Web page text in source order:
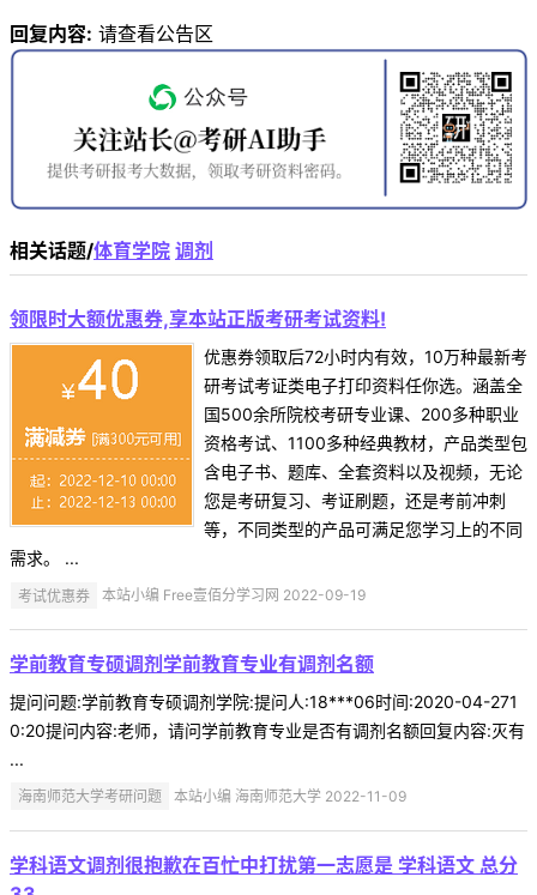
回复内容: 请查看公告区
相关话题/体育学院 调剂
领限时大额优惠券,享本站正版考研考试资料!
优惠券领取后72小时内有效，10万种最新考
研考试考证类电子打印资料任你选。涵盖全
国500余所院校考研专业课、200多种职业
资格考试、1100多种经典教材，产品类型包
含电子书、题库、全套资料以及视频，无论
您是考研复习、考证刷题，还是考前冲刺
等，不同类型的产品可满足您学习上的不同
需求。 ...
考试优惠券 本站小编 Free壹佰分学习网 2022-09-19
学前教育专硕调剂学前教育专业有调剂名额
提问问题:学前教育专硕调剂学院:提问人:18***06时间:2020-04-271
0:20提问内容:老师，请问学前教育专业是否有调剂名额回复内容:灭有
...
海南师范大学考研问题 本站小编 海南师范大学 2022-11-09
学科语文调剂很抱歉在百忙中打扰第一志愿是 学科语文 总分